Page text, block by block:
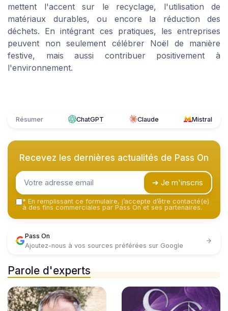
mettent l'accent sur le recyclage, l'utilisation de
matériaux durables, ou encore la réduction des
déchets. En intégrant ces pratiques, les entreprises
peuvent non seulement célébrer Noël de manière
festive, mais aussi contribuer positivement à
l'environnement.
Résumer ChatGPT Claude Mistral
Recevez les dernières actualités de Pass On
➔ Je m'inscris
* En remplissant ce formulaire, j’accepte d’être contacté(e)
à des fins commerciales par Pass On et ses partenaires.
Pass On
Ajoutez-nous à vos sources préférées sur Google
Parole d'experts